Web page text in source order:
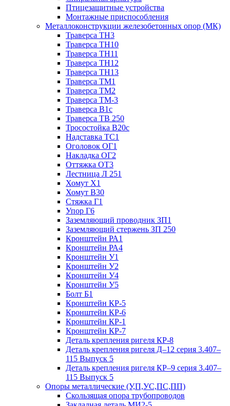
Птицезащитные устройства
Монтажные приспособления
Металлоконструкции железобетонных опор (МК)
Траверса ТН3
Траверса ТН10
Траверса ТН11
Траверса ТН12
Траверса ТН13
Траверса ТМ1
Траверса ТМ2
Траверса ТМ-3
Траверса В1с
Траверса ТВ 250
Тросостойка В20с
Надставка ТС1
Оголовок ОГ1
Накладка ОГ2
Оттяжка ОТ3
Лестница Л 251
Хомут Х1
Хомут В30
Стяжка Г1
Упор Г6
Заземляющий проводник ЗП1
Заземляющий стержень ЗП 250
Кронштейн РА1
Кронштейн РА4
Кронштейн У1
Кронштейн У2
Кронштейн У4
Кронштейн У5
Болт Б1
Кронштейн КР-5
Кронштейн КР-6
Кронштейн КР-1
Кронштейн КР-7
Деталь крепления ригеля КР‑8
Деталь крепления ригеля Д–12 серия 3.407–
115 Выпуск 5
Деталь крепления ригеля КР–9 серия 3.407–
115 Выпуск 5
Опоры металлические (У,П,УС,ПС,ПП)
Скользящая опора трубопроводов